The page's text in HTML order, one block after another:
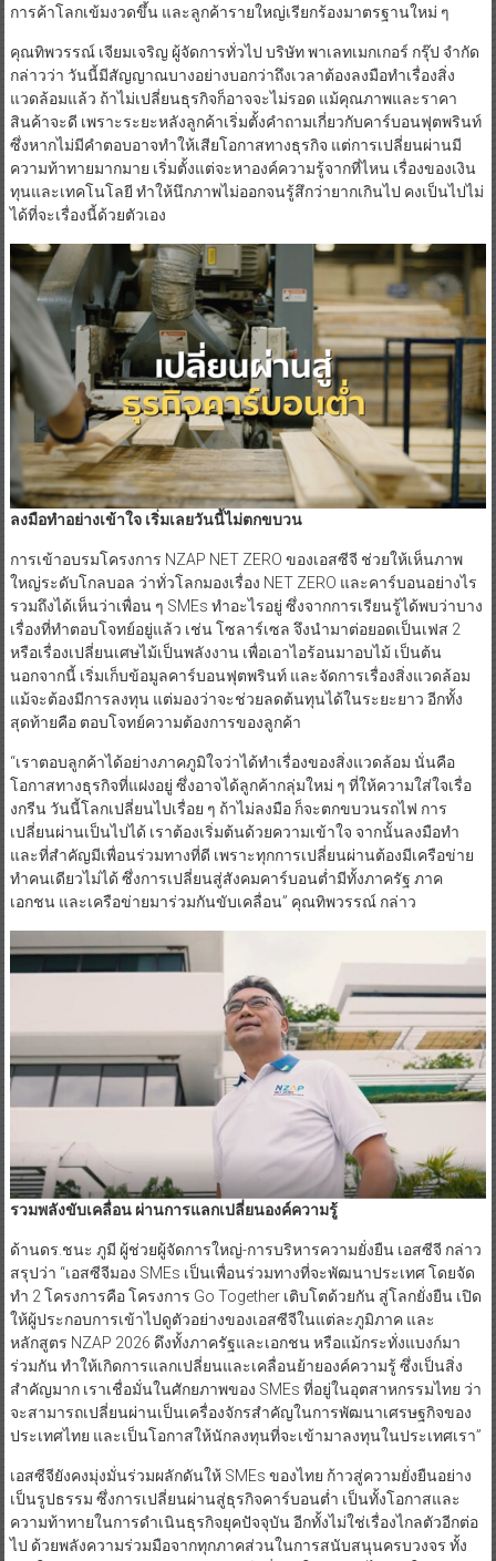
การค้าโลกเข้มงวดขึ้น และลูกค้ารายใหญ่เรียกร้องมาตรฐานใหม่ ๆ
คุณทิพวรรณ์ เจียมเจริญ ผู้จัดการทั่วไป บริษัท พาเลทเมกเกอร์ กรุ๊ป จำกัด
กล่าวว่า วันนี้มีสัญญาณบางอย่างบอกว่าถึงเวลาต้องลงมือทำเรื่องสิ่ง
แวดล้อมแล้ว ถ้าไม่เปลี่ยนธุรกิจก็อาจจะไม่รอด แม้คุณภาพและราคา
สินค้าจะดี เพราะระยะหลังลูกค้าเริ่มตั้งคำถามเกี่ยวกับคาร์บอนฟุตพรินท์
ซึ่งหากไม่มีคำตอบอาจทำให้เสียโอกาสทางธุรกิจ แต่การเปลี่ยนผ่านมี
ความท้าทายมากมาย เริ่มตั้งแต่จะหาองค์ความรู้จากที่ไหน เรื่องของเงิน
ทุนและเทคโนโลยี ทำให้นึกภาพไม่ออกจนรู้สึกว่ายากเกินไป คงเป็นไปไม่
ได้ที่จะเรื่องนี้ด้วยตัวเอง
ลงมือทำอย่างเข้าใจ เริ่มเลยวันนี้ไม่ตกขบวน
การเข้าอบรมโครงการ NZAP NET ZERO ของเอสซีจี ช่วยให้เห็นภาพ
ใหญ่ระดับโกลบอล ว่าทั่วโลกมองเรื่อง NET ZERO และคาร์บอนอย่างไร
รวมถึงได้เห็นว่าเพื่อน ๆ SMEs ทำอะไรอยู่ ซึ่งจากการเรียนรู้ได้พบว่าบาง
เรื่องที่ทำตอบโจทย์อยู่แล้ว เช่น โซลาร์เซล จึงนำมาต่อยอดเป็นเฟส 2
หรือเรื่องเปลี่ยนเศษไม้เป็นพลังงาน เพื่อเอาไอร้อนมาอบไม้ เป็นต้น
นอกจากนี้ เริ่มเก็บข้อมูลคาร์บอนฟุตพรินท์ และจัดการเรื่องสิ่งแวดล้อม
แม้จะต้องมีการลงทุน แต่มองว่าจะช่วยลดต้นทุนได้ในระยะยาว อีกทั้ง
สุดท้ายคือ ตอบโจทย์ความต้องการของลูกค้า
“เราตอบลูกค้าได้อย่างภาคภูมิใจว่าได้ทำเรื่องของสิ่งแวดล้อม นั่นคือ
โอกาสทางธุรกิจที่แฝงอยู่ ซึ่งอาจได้ลูกค้ากลุ่มใหม่ ๆ ที่ให้ความใส่ใจเรื่อ
งกรีน วันนี้โลกเปลี่ยนไปเรื่อย ๆ ถ้าไม่ลงมือ ก็จะตกขบวนรถไฟ การ
เปลี่ยนผ่านเป็นไปได้ เราต้องเริ่มต้นด้วยความเข้าใจ จากนั้นลงมือทำ
และที่สำคัญมีเพื่อนร่วมทางที่ดี เพราะทุกการเปลี่ยนผ่านต้องมีเครือข่าย
ทำคนเดียวไม่ได้ ซึ่งการเปลี่ยนสู่สังคมคาร์บอนต่ำมีทั้งภาครัฐ ภาค
เอกชน และเครือข่ายมาร่วมกันขับเคลื่อน” คุณทิพวรรณ์ กล่าว
รวมพลังขับเคลื่อน ผ่านการแลกเปลี่ยนองค์ความรู้
ด้านดร.ชนะ ภูมี ผู้ช่วยผู้จัดการใหญ่-การบริหารความยั่งยืน เอสซีจี กล่าว
สรุปว่า “เอสซีจีมอง SMEs เป็นเพื่อนร่วมทางที่จะพัฒนาประเทศ โดยจัด
ทำ 2 โครงการคือ โครงการ Go Together เติบโตด้วยกัน สู่โลกยั่งยืน เปิด
ให้ผู้ประกอบการเข้าไปดูตัวอย่างของเอสซีจีในแต่ละภูมิภาค และ
หลักสูตร NZAP 2026 ดึงทั้งภาครัฐและเอกชน หรือแม้กระทั่งแบงก์มา
ร่วมกัน ทำให้เกิดการแลกเปลี่ยนและเคลื่อนย้ายองค์ความรู้ ซึ่งเป็นสิ่ง
สำคัญมาก เราเชื่อมั่นในศักยภาพของ SMEs ที่อยู่ในอุตสาหกรรมไทย ว่า
จะสามารถเปลี่ยนผ่านเป็นเครื่องจักรสำคัญในการพัฒนาเศรษฐกิจของ
ประเทศไทย และเป็นโอกาสให้นักลงทุนที่จะเข้ามาลงทุนในประเทศเรา”
เอสซีจียังคงมุ่งมั่นร่วมผลักดันให้ SMEs ของไทย ก้าวสู่ความยั่งยืนอย่าง
เป็นรูปธรรม ซึ่งการเปลี่ยนผ่านสู่ธุรกิจคาร์บอนต่ำ เป็นทั้งโอกาสและ
ความท้าทายในการดำเนินธุรกิจยุคปัจจุบัน อีกทั้งไม่ใช่เรื่องไกลตัวอีกต่อ
ไป ด้วยพลังความร่วมมือจากทุกภาคส่วนในการสนับสนุนครบวงจร ทั้ง